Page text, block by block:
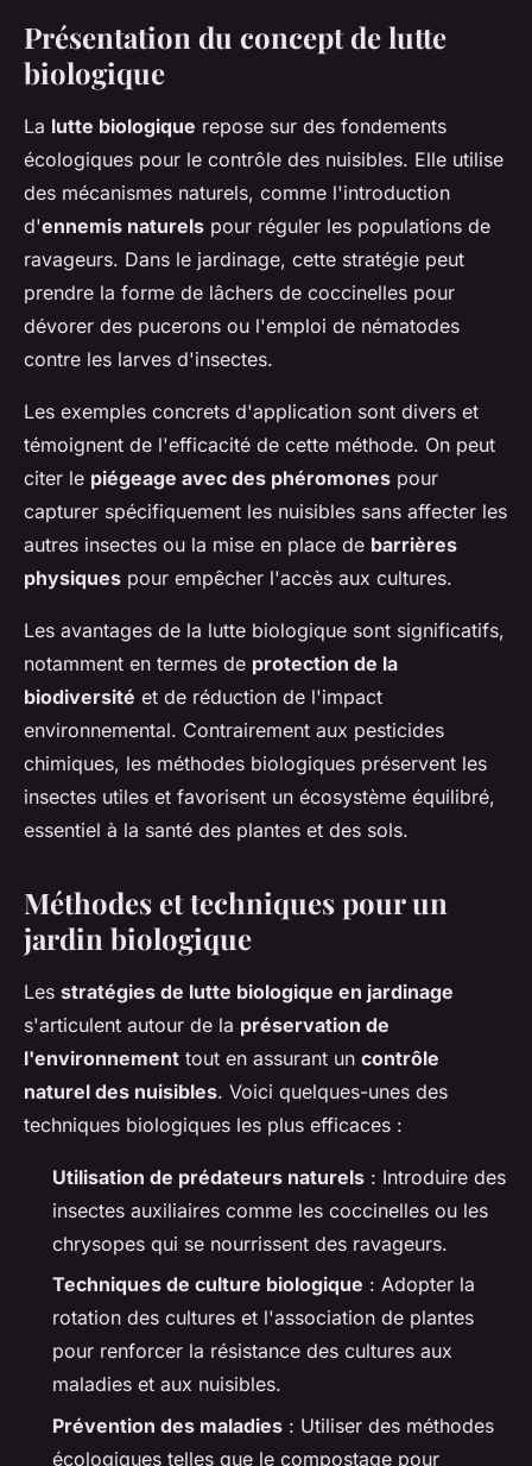
Présentation du concept de lutte
biologique
La lutte biologique repose sur des fondements
écologiques pour le contrôle des nuisibles. Elle utilise
des mécanismes naturels, comme l'introduction
d'ennemis naturels pour réguler les populations de
ravageurs. Dans le jardinage, cette stratégie peut
prendre la forme de lâchers de coccinelles pour
dévorer des pucerons ou l'emploi de nématodes
contre les larves d'insectes.
Les exemples concrets d'application sont divers et
témoignent de l'efficacité de cette méthode. On peut
citer le piégeage avec des phéromones pour
capturer spécifiquement les nuisibles sans affecter les
autres insectes ou la mise en place de barrières
physiques pour empêcher l'accès aux cultures.
Les avantages de la lutte biologique sont significatifs,
notamment en termes de protection de la
biodiversité et de réduction de l'impact
environnemental. Contrairement aux pesticides
chimiques, les méthodes biologiques préservent les
insectes utiles et favorisent un écosystème équilibré,
essentiel à la santé des plantes et des sols.
Méthodes et techniques pour un
jardin biologique
Les stratégies de lutte biologique en jardinage
s'articulent autour de la préservation de
l'environnement tout en assurant un contrôle
naturel des nuisibles. Voici quelques-unes des
techniques biologiques les plus efficaces :
Utilisation de prédateurs naturels : Introduire des
insectes auxiliaires comme les coccinelles ou les
chrysopes qui se nourrissent des ravageurs.
Techniques de culture biologique : Adopter la
rotation des cultures et l'association de plantes
pour renforcer la résistance des cultures aux
maladies et aux nuisibles.
Prévention des maladies : Utiliser des méthodes
écologiques telles que le compostage pour